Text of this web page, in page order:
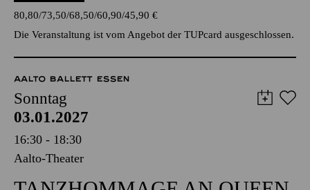
TICKETS
80,80 73,50 68,50 60,90 45,90€
Die Veranstaltung ist vom Angebot der TUPcard ausgeschlossen.
AALTO BALLETT ESSEN
Sonntag
03.01.2027
16:30 - 18:30